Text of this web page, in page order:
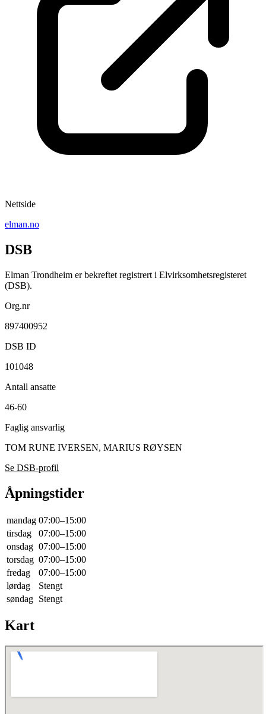
Nettside
elman.no
DSB
Elman Trondheim er bekreftet registrert i Elvirksomhetsregisteret
(DSB).
Org.nr
897400952
DSB ID
101048
Antall ansatte
46-60
Faglig ansvarlig
TOM RUNE IVERSEN, MARIUS RØYSEN
Se DSB-profil
Åpningstider
mandag 07:00–15:00
tirsdag
07:00–15:00
onsdag 07:00–15:00
torsdag 07:00–15:00
fredag
07:00–15:00
lørdag
Stengt
søndag Stengt
Kart